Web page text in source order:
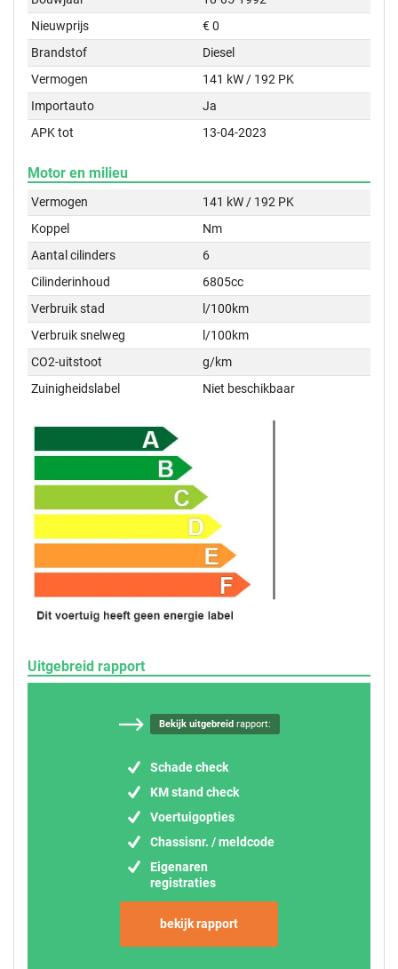
Nieuwprijs
€ 0
Brandstof
Diesel
Vermogen
141 kW / 192 PK
Importauto
Ja
APK tot
13-04-2023
Motor en milieu
Vermogen
141 kW / 192 PK
Koppel
Nm
Aantal cilinders
6
Cilinderinhoud
6805cc
Verbruik stad
l/100km
Verbruik snelweg
l/100km
CO2-uitstoot
g/km
Zuinigheidslabel
Niet beschikbaar
Uitgebreid rapport
Bekijk uitgebreidrapport:
Schade check
KM stand check
Voertuigopties
Chassisnr. / meldcode
Eigenaren
registraties
bekijk rapport